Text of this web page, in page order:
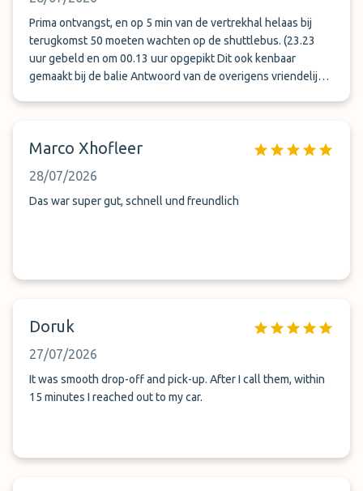
Prima ontvangst, en op 5 min van de vertrekhal helaas bij
terugkomst 50 moeten wachten op de shuttlebus. (23.23
uur gebeld en om 00.13 uur opgepikt Dit ook kenbaar
gemaakt bij de balie Antwoord van de overigens vriendelijke
Marco Xhofleer
28/07/2026
Das war super gut, schnell und freundlich
Doruk
27/07/2026
It was smooth drop-off and pick-up. After I call them, within
15 minutes I reached out to my car.